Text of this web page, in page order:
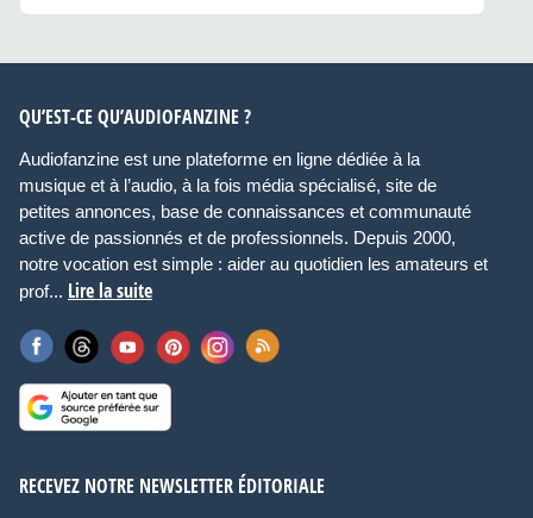
QU’EST-CE QU’AUDIOFANZINE ?
Audiofanzine est une plateforme en ligne dédiée à la
musique et à l’audio, à la fois média spécialisé, site de
petites annonces, base de connaissances et communauté
active de passionnés et de professionnels. Depuis 2000,
notre vocation est simple : aider au quotidien les amateurs et
prof... Lire la suite
RECEVEZ NOTRE NEWSLETTER ÉDITORIALE